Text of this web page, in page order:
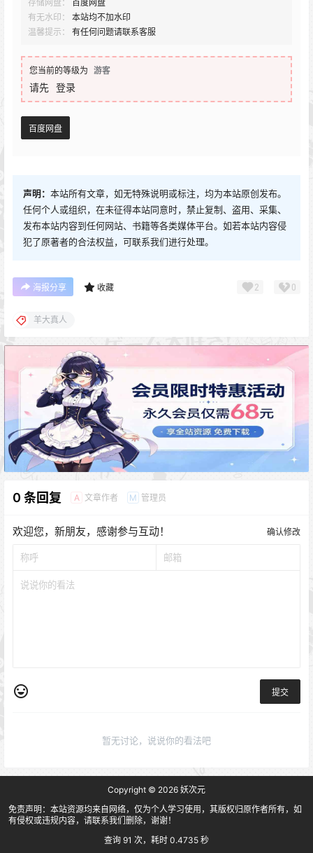
存储网盘：
百度网盘
有无水印：
本站均不加水印
温馨提示：
有任何问题请联系客服
您当前的等级为 游客
请先 登录
百度网盘
声明： 本站所有文章，如无特殊说明或标注，均为本站原创发布。
任何个人或组织，在未征得本站同意时，禁止复制、盗用、采集、
发布本站内容到任何网站、书籍等各类媒体平台。如若本站内容侵
犯了原著者的合法权益，可联系我们进行处理。
海报分享 收藏 2 0
羊大真人
0 条回复 A 文章作者 M 管理员
欢迎您，新朋友，感谢参与互动！ 确认修改
提交
暂无讨论，说说你的看法吧
Copyright © 2026 妖次元
免责声明：本站资源均来自网络，仅为个人学习使用，其版权归原作者所有，如
有侵权或违规内容，请联系我们删除，谢谢！
查询 91 次，耗时 0.4735 秒